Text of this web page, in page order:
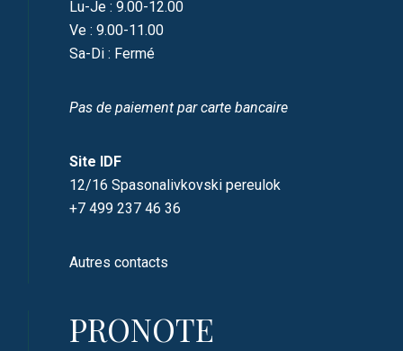
Lu-Je : 9.00-12.00
Ve : 9.00-11.00
Sa-Di : Fermé
Pas de paiement par carte bancaire
Site IDF
12/16 Spasonalivkovski pereulok
+7 499 237 46 36
Autres contacts
PRONOTE